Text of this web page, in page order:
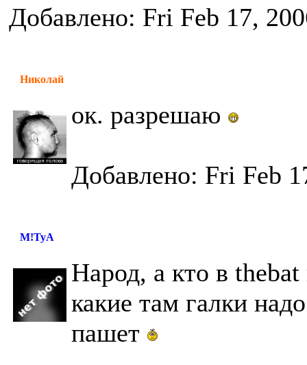
Добавлено: Fri Feb 17,
Николай
ок. разрешаю
Добавлено: Fri Feb
M!TyA
Народ, а кто в thebat
какие там галки
пашет